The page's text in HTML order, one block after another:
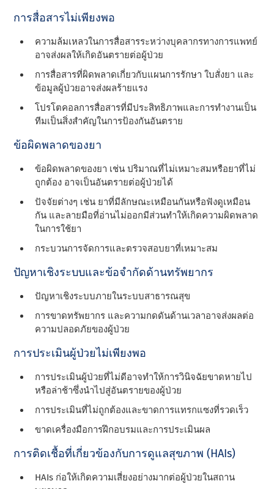
การสื่อสารไม่เพียงพอ
ความล้มเหลวในการสื่อสารระหว่างบุคลากรทางการแพทย์
อาจส่งผลให้เกิดอันตรายต่อผู้ป่วย
การสื่อสารที่ผิดพลาดเกี่ยวกับแผนการรักษา ใบสั่งยา และ
ข้อมูลผู้ป่วยอาจส่งผลร้ายแรง
โปรโตคอลการสื่อสารที่มีประสิทธิภาพและการทํางานเป็น
ทีมเป็นสิ่งสําคัญในการป้องกันอันตราย
ข้อผิดพลาดของยา
ข้อผิดพลาดของยา เช่น ปริมาณที่ไม่เหมาะสมหรือยาที่ไม่
ถูกต้อง อาจเป็นอันตรายต่อผู้ป่วยได้
ปัจจัยต่างๆ เช่น ยาที่มีลักษณะเหมือนกันหรือฟังดูเหมือน
กัน และลายมือที่อ่านไม่ออกมีส่วนทําให้เกิดความผิดพลาด
ในการใช้ยา
กระบวนการจัดการและตรวจสอบยาที่เหมาะสม
ปัญหาเชิงระบบและข้อจํากัดด้านทรัพยากร
ปัญหาเชิงระบบภายในระบบสาธารณสุข
การขาดทรัพยากร และความกดดันด้านเวลาอาจส่งผลต่อ
ความปลอดภัยของผู้ป่วย
การประเมินผู้ป่วยไม่เพียงพอ
การประเมินผู้ป่วยที่ไม่ดีอาจทําให้การวินิจฉัยขาดหายไป
หรือล่าช้าซึ่งนําไปสู่อันตรายของผู้ป่วย
การประเมินที่ไม่ถูกต้องและขาดการแทรกแซงที่รวดเร็ว
ขาดเครื่องมือการฝึกอบรมและการประเมินผล
การติดเชื้อที่เกี่ยวข้องกับการดูแลสุขภาพ (HAIs)
HAIs ก่อให้เกิดความเสี่ยงอย่างมากต่อผู้ป่วยในสถาน